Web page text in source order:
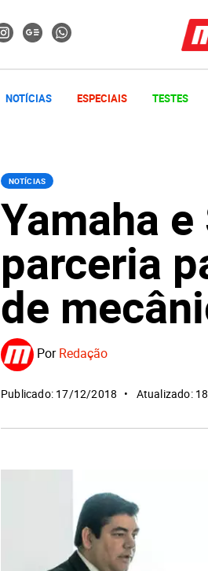
NOTÍCIAS ESPECIAIS TESTES
NOTÍCIAS
Yamaha
parceria
de
PorRedação
Publicado: 17/12/2018 Atualizado: